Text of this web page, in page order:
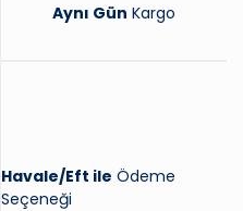
Aynı Gün Kargo
Havale/Eft ile Ödeme
Seçeneği